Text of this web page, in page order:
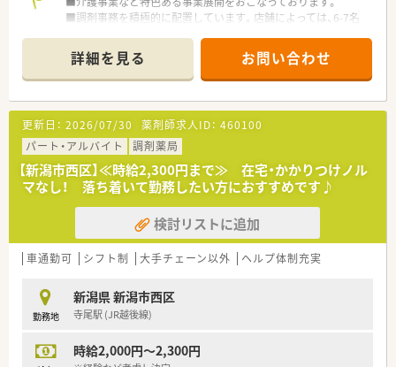
■調剤事務を積極的に配置しています。店舗によっては、6-7名
■新人研修カリキュラムは毎年入社される方の個性や適性、そし
てその時の薬剤師が求められる力に応じて柔軟に対応しており
ます。
■新潟県内で15店舗展開している企業です。
定期的に出店しており、店舗は清潔感◎
詳細を見る お問い合わせ
更新日： 2026/07/30 薬剤師求人ID： 460100
パート・アルバイト
調剤薬局
【新潟市西区】≪時給2,300円まで≫ 在宅・かかりつけノル
マなし！ 落ち着いて勤務したい方におすすめです♪
検討リストに追加
車通勤可 シフト制 大手チェーン以外 ヘルプ体制充実
勤務地
新潟県 新潟市西区
寺尾駅 (JR越後線)
時給2,000円～2,300円